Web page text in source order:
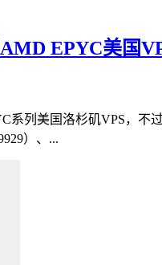
EPYC美国
系列美国洛杉矶VPS，
）、...